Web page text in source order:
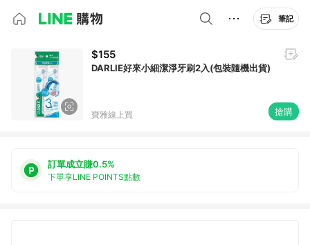
筆記
$155
DARLIE好來小細潔淨牙刷2入(包裝隨機出貨)
寶雅線上買 搶購
訂單成立賺0.5%
下單享LINE POINTS點數